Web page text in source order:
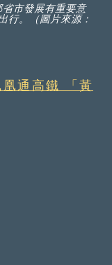
市發展有重要意
行。（圖片來源：
通高鐵 「黃